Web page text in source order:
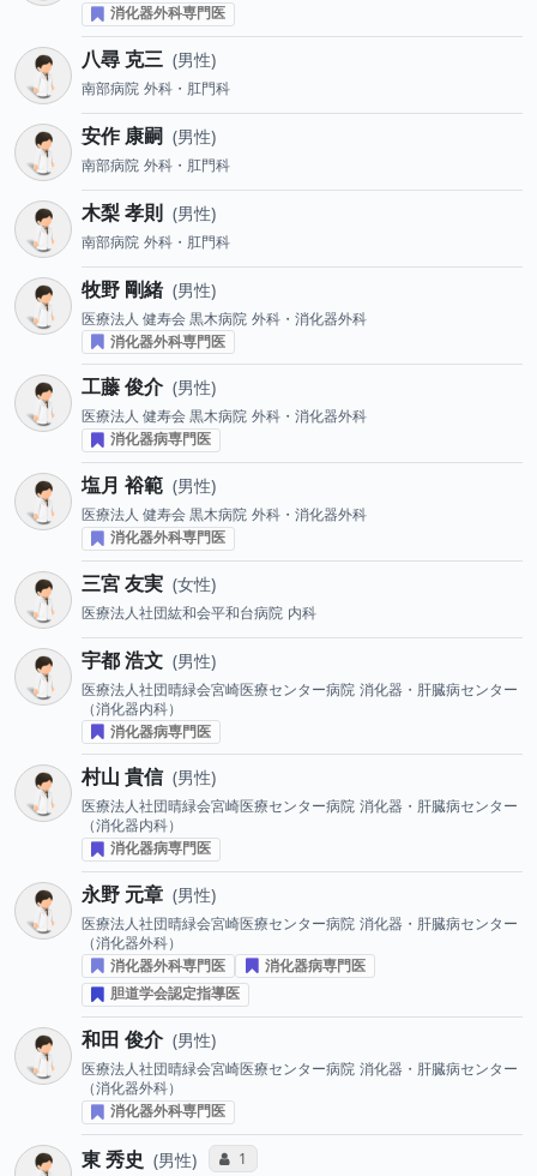
消化器外科専門医
八尋 克三 男性
南部病院 外科・肛門科
安作 康嗣 男性
南部病院 外科・肛門科
木梨 孝則 男性
南部病院 外科・肛門科
牧野 剛緒 男性
医療法人 健寿会 黒木病院 外科・消化器外科
消化器外科専門医
工藤 俊介 男性
医療法人 健寿会 黒木病院 外科・消化器外科
消化器病専門医
塩月 裕範 男性
医療法人 健寿会 黒木病院 外科・消化器外科
消化器外科専門医
三宮 友実 女性
医療法人社団紘和会平和台病院 内科
宇都 浩文 男性
医療法人社団晴緑会宮崎医療センター病院 消化器・肝臓病センター
（消化器内科）
消化器病専門医
村山 貴信 男性
医療法人社団晴緑会宮崎医療センター病院 消化器・肝臓病センター
（消化器内科）
消化器病専門医
永野 元章 男性
医療法人社団晴緑会宮崎医療センター病院 消化器・肝臓病センター
（消化器外科）
消化器外科専門医
消化器病専門医
胆道学会認定指導医
和田 俊介 男性
医療法人社団晴緑会宮崎医療センター病院 消化器・肝臓病センター
（消化器外科）
消化器外科専門医
東 秀史 男性 コミュニケーション・タイプ投票数
1